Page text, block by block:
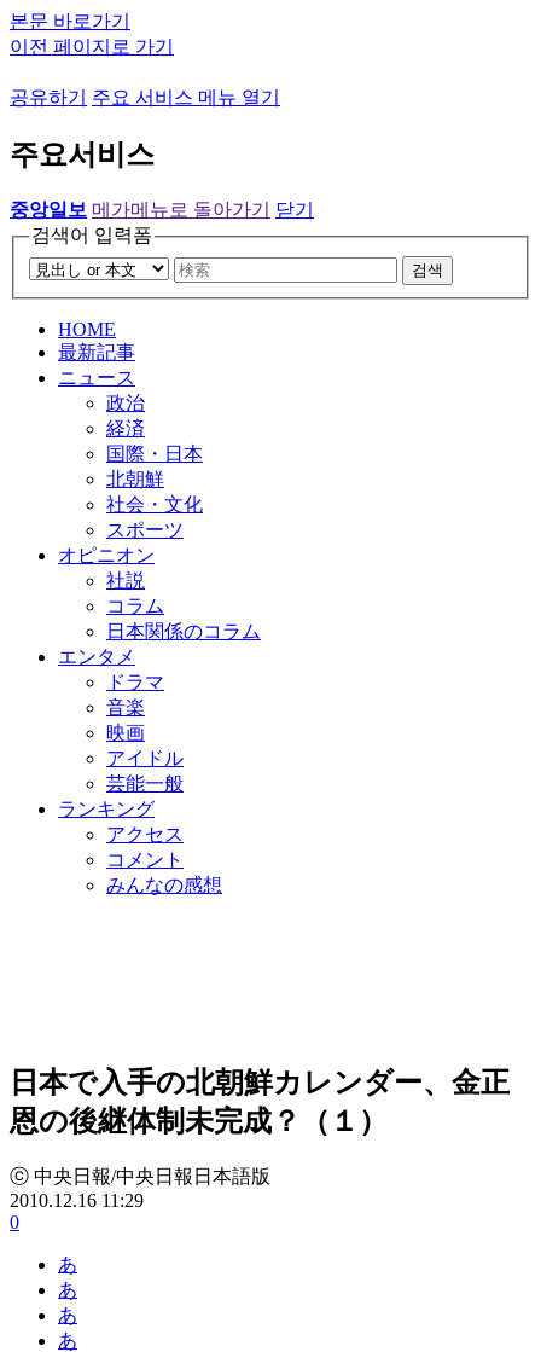
본문 바로가기
이전 페이지로 가기
공유하기 주요 서비스 메뉴 열기
주요서비스
중앙일보 메가메뉴로 돌아가기
닫기
검색어 입력폼
검색
HOME
最新記事
ニュース
政治
経済
国際・日本
北朝鮮
社会・文化
スポーツ
オピニオン
社説
コラム
日本関係のコラム
エンタメ
ドラマ
音楽
映画
アイドル
芸能一般
ランキング
アクセス
コメント
みんなの感想
日本で入手の北朝鮮カレンダー、金正
恩の後継体制未完成？（１）
ⓒ 中央日報/中央日報日本語版
2010.12.16 11:29
0
あ
あ
あ
あ